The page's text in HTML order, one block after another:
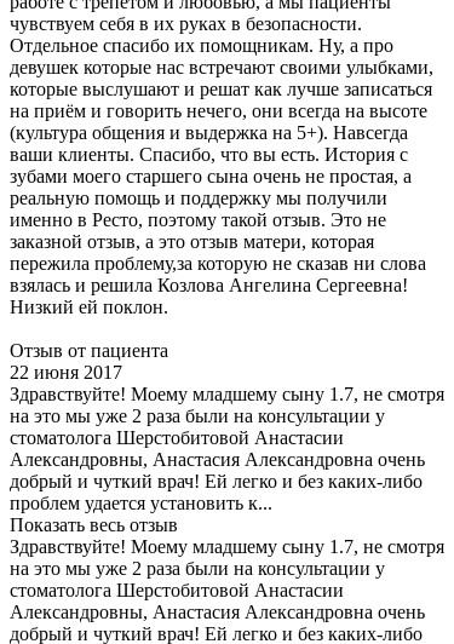
чувствуем себя в их руках в безопасности.
Отдельное спасибо их помощникам. Ну, а про
девушек которые нас встречают своими улыбками,
которые выслушают и решат как лучше записаться
на приём и говорить нечего, они всегда на высоте
(культура общения и выдержка на 5+). Навсегда
ваши клиенты. Спасибо, что вы есть. История с
зубами моего старшего сына очень не простая, а
реальную помощь и поддержку мы получили
именно в Ресто, поэтому такой отзыв. Это не
заказной отзыв, а это отзыв матери, которая
пережила проблему,за которую не сказав ни слова
взялась и решила Козлова Ангелина Сергеевна!
Низкий ей поклон.
Отзыв от пациента
22 июня 2017
Здравствуйте! Моему младшему сыну 1.7, не смотря
на это мы уже 2 раза были на консультации у
стоматолога Шерстобитовой Анастасии
Александровны, Анастасия Александровна очень
добрый и чуткий врач! Ей легко и без каких-либо
проблем удается установить к...
Показать весь отзыв
Здравствуйте! Моему младшему сыну 1.7, не смотря
на это мы уже 2 раза были на консультации у
стоматолога Шерстобитовой Анастасии
Александровны, Анастасия Александровна очень
добрый и чуткий врач! Ей легко и без каких-либо